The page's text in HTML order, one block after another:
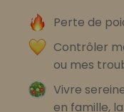
Perte de
Contrôler
ou mes
Vivre
en famille,